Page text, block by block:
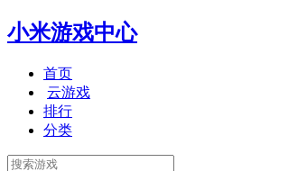
小米游戏中心
首页
云游戏
排行
分类